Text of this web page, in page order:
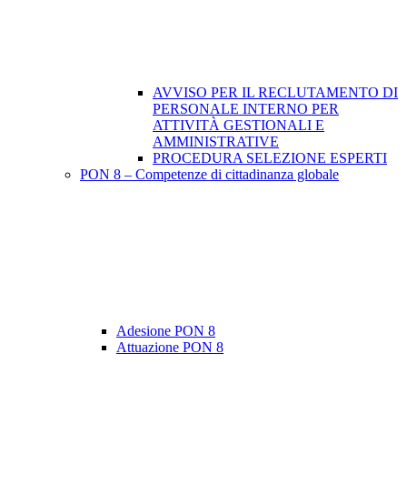
AVVISO PER IL RECLUTAMENTO DI
PERSONALE INTERNO PER
ATTIVITÀ GESTIONALI E
AMMINISTRATIVE
PROCEDURA SELEZIONE ESPERTI
PON 8 – Competenze di cittadinanza globale
Adesione PON 8
Attuazione PON 8